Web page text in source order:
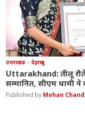
उत्तराखंड देहरादून
Uttarakhand: तीलू
सम्मानित, सीएम धामी ने
Mohan